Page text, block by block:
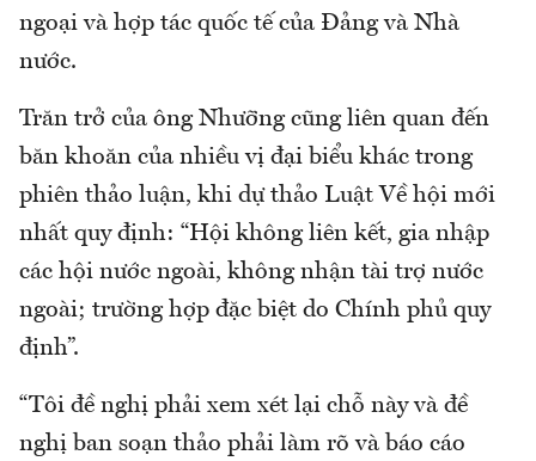
ngoại và hợp tác quốc tế của Đảng và Nhà
nước.
Trăn trở của ông Nhưỡng cũng liên quan đến
băn khoăn của nhiều vị đại biểu khác trong
phiên thảo luận, khi dự thảo Luật Về hội mới
nhất quy định: “Hội không liên kết, gia nhập
các hội nước ngoài, không nhận tài trợ nước
ngoài; trường hợp đặc biệt do Chính phủ quy
định”.
“Tôi đề nghị phải xem xét lại chỗ này và đề
nghị ban soạn thảo phải làm rõ và báo cáo